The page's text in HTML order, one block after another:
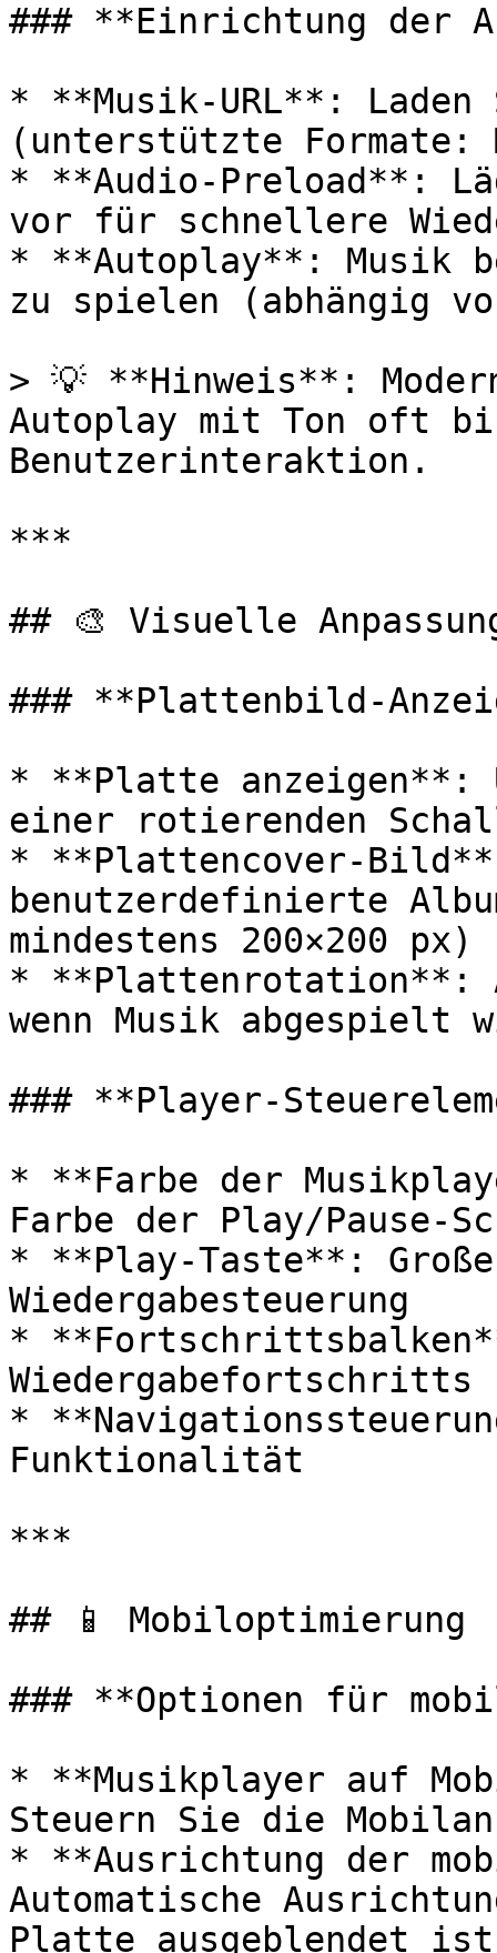
### **Einrichtung der
* **Musik-URL**:
(unterstützte Formate:
* **Audio-Preload**:
vor für schnellere
* **Autoplay**: Musik
zu spielen (abhängig
> 💡 **Hinweis**:
Autoplay mit Ton oft
Benutzerinteraktion.
***
## 🎨 Visuelle
### **Plattenbild-
* **Platte anzeigen**:
einer rotierenden
* **Plattencover-
benutzerdefinierte
mindestens 200×200 px)
* **Plattenrotation**:
wenn Musik abgespielt
### **Player-
* **Farbe der
Farbe der Play/Pause-
* **Play-Taste**:
Wiedergabesteuerung
*
Wiedergabefortschritts
*
Funktionalität
***
## 📱 Mobiloptimierung
### **Optionen für
* **Musikplayer auf
Steuern Sie die
* **Ausrichtung der
Automatische
Platte ausgeblendet ist